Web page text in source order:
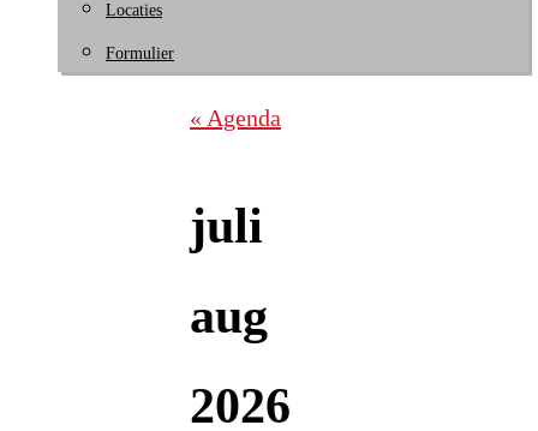
Locaties
Formulier
« Agenda
juli
aug
2026